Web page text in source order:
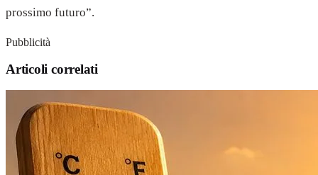
prossimo futuro”.
Pubblicità
Articoli correlati